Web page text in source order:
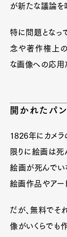
が新たな議論を
特に問題となっ
念や著作権上の
な画像への応用
開かれたパ
1826年にカメラ
限りに絵画は死
絵画が死んでい
絵画作品やアー
だが、無料でそ
像がいくらでも